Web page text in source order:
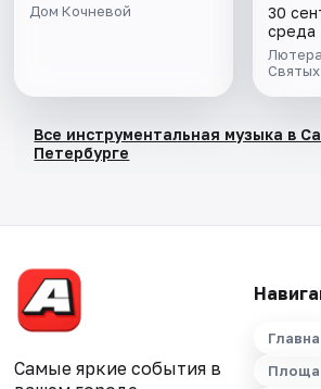
Дом Кочневой
30
среда
Все инструментальная музыка в
Петербурге
Самые яркие события в